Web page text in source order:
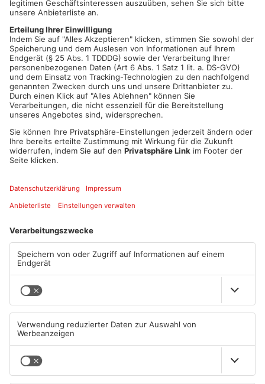
Datum und Uhrzeit
Sa. 24. Juni 2023, 11:00 Uhr - So. 25. Juni 2023, 18:00 Uhr
ICAL GOOGLE YAHOO
Standort
Schlossgarten
Hanau
ANZEIGE